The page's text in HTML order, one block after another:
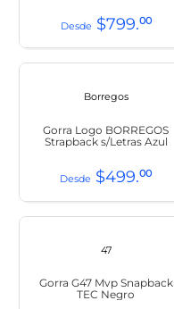
$799.00
Borregos
Gorra Logo BORREGOS
Strapback s/Letras Azul
$499.00
47
Gorra G47 Mvp Snapback
TEC Negro